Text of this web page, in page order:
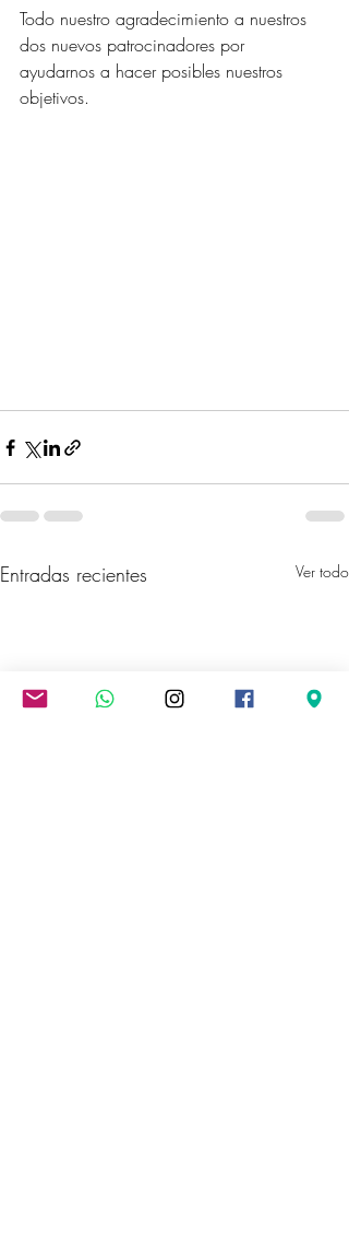
Todo nuestro agradecimiento a nuestros
dos nuevos patrocinadores por
ayudarnos a hacer posibles nuestros
objetivos.
Entradas recientes Ver todo